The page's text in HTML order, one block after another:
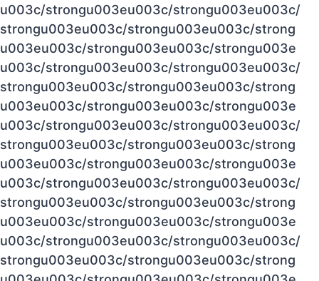
u003c/strongu003eu003c/strongu003eu003c/
strongu003eu003c/strongu003eu003c/strong
u003eu003c/strongu003eu003c/strongu003e
u003c/strongu003eu003c/strongu003eu003c/
strongu003eu003c/strongu003eu003c/strong
u003eu003c/strongu003eu003c/strongu003e
u003c/strongu003eu003c/strongu003eu003c/
strongu003eu003c/strongu003eu003c/strong
u003eu003c/strongu003eu003c/strongu003e
u003c/strongu003eu003c/strongu003eu003c/
strongu003eu003c/strongu003eu003c/strong
u003eu003c/strongu003eu003c/strongu003e
u003c/strongu003eu003c/strongu003eu003c/
strongu003eu003c/strongu003eu003c/strong